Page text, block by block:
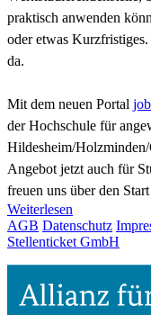
praktisch anwenden
oder etwas
da.
Mit dem neuen Portal
der Hochschule für
Hildesheim/Holzminden/
Angebot jetzt auch für
freuen uns über den
Weiterlesen
AGB Datenschutz
Stellenticket GmbH